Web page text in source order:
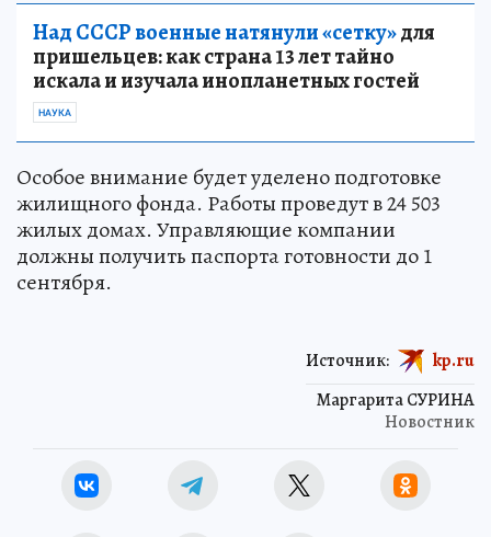
Над СССР военные натянули «сетку»для
пришельцев: как страна 13 лет тайно
искала и изучала инопланетных гостей
НАУКА
Особое внимание будет уделено подготовке
жилищного фонда. Работы проведут в 24 503
жилых домах. Управляющие компании
должны получить паспорта готовности до 1
сентября.
Маргарита СУРИНА
Новостник
Источник: kp.ru